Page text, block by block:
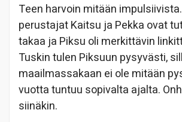
Teen harvoin mitään
perustajat Kaitsu ja Pekka ovat
takaa ja Piksu oli merkittävin
Tuskin tulen Piksuun pysyvästi,
maailmassakaan ei ole mitään
vuotta tuntuu sopivalta ajalta.
siinäkin.